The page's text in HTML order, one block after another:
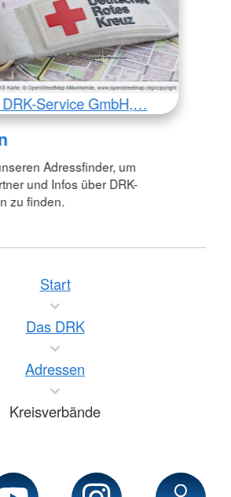
Service GmbH,…
Adressfinder, um
und Infos über DRK-
zu finden.
Start
Das DRK
Adressen
Kreisverbände